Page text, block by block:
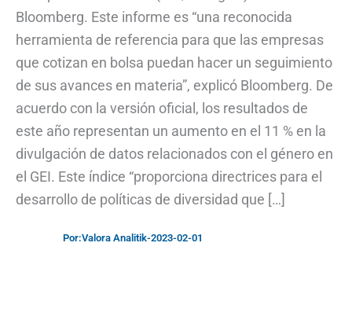
Bloomberg. Este informe es “una reconocida
herramienta de referencia para que las empresas
que cotizan en bolsa puedan hacer un seguimiento
de sus avances en materia”, explicó Bloomberg. De
acuerdo con la versión oficial, los resultados de
este año representan un aumento en el 11 % en la
divulgación de datos relacionados con el género en
el GEI. Este índice “proporciona directrices para el
desarrollo de políticas de diversidad que […]
Por:Valora Analitik-2023-02-01